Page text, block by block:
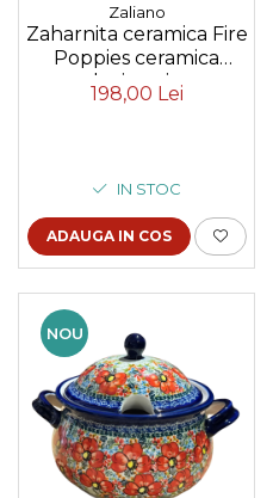
Zaliano
Zaharnita ceramica Fire
Poppies ceramica
smaltuita, pictata
manual, 350 ml
198,00 Lei
IN STOC
ADAUGA IN COS
NOU